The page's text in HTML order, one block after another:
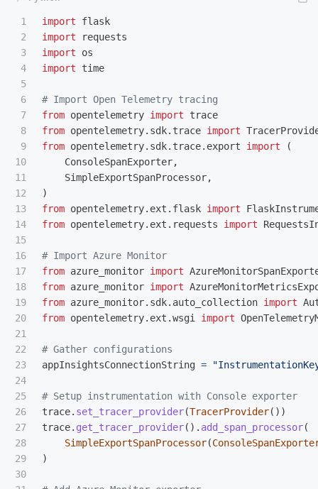
1
2
3
4
5
6
7
8
9
10
11
12
13
14
15
16
17
18
19
20
21
22
23
24
25
26
27
28
29
30
import
flask
import
requests
import
os
import
time
from opentelemetry import
trace
from opentelemetry.sdk.trace import
from opentelemetry.sdk.trace.export import
(
ConsoleSpanExporter,
SimpleExportSpanProcessor,
)
from opentelemetry.ext.flask import
from opentelemetry.ext.requests import
from azure_monitor import
from azure_monitor import
from azure_monitor.sdk.auto_collection import
from opentelemetry.ext.wsgi import
appInsightsConnectionString = "
trace. set_tracer_provider(TracerProvider())
trace. get_tracer_provider(). add_span_processor(
SimpleExportSpanProcessor(
)